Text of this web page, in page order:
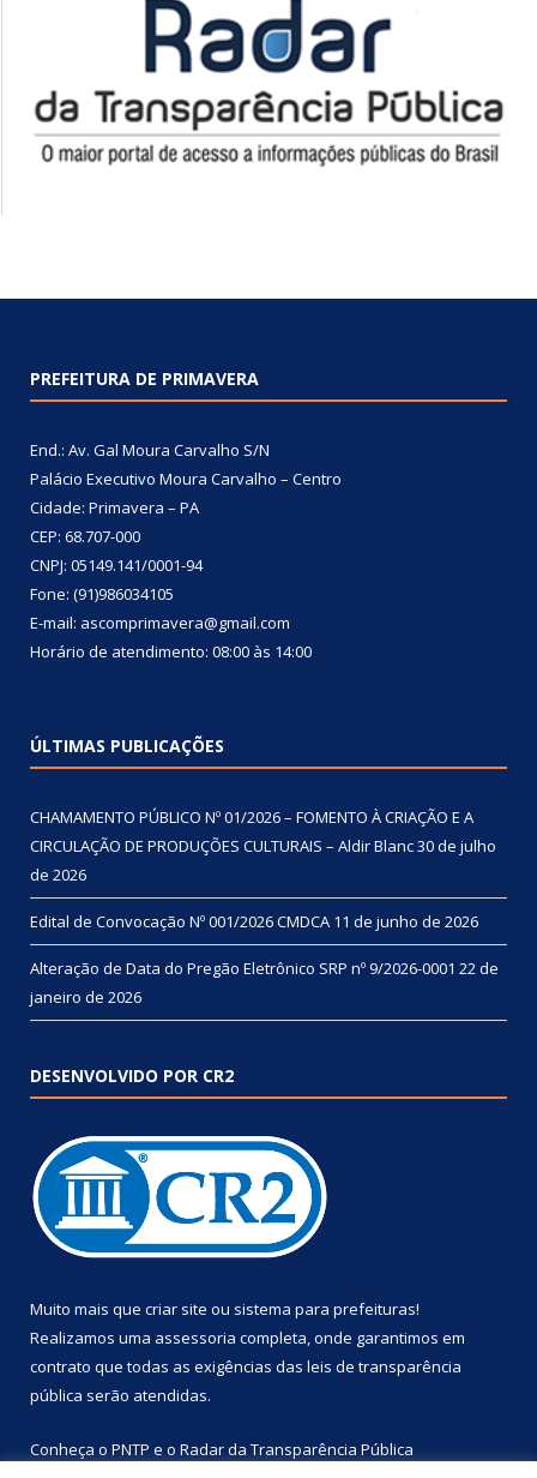
PREFEITURA DE PRIMAVERA
End.: Av. Gal Moura Carvalho S/N
Palácio Executivo Moura Carvalho – Centro
Cidade: Primavera – PA
CEP: 68.707-000
CNPJ: 05149.141/0001-94
Fone: (91)986034105
E-mail: ascomprimavera@gmail.com
Horário de atendimento: 08:00 às 14:00
ÚLTIMAS PUBLICAÇÕES
CHAMAMENTO PÚBLICO Nº 01/2026 – FOMENTO À CRIAÇÃO E A
CIRCULAÇÃO DE PRODUÇÕES CULTURAIS – Aldir Blanc30 de julho
de 2026
Edital de Convocação Nº 001/2026 CMDCA 11 de junho de 2026
Alteração de Data do Pregão Eletrônico SRP nº 9/2026-0001 22 de
janeiro de 2026
DESENVOLVIDO POR CR2
Muito mais que criar site ou sistema para prefeituras!
Realizamos uma assessoria completa, onde garantimos em
contrato que todas as exigências das leis de transparência
pública serão atendidas.
Conheça o PNTP e o Radar da Transparência Pública